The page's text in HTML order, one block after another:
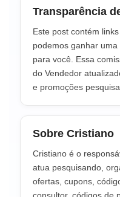
Transparência
Este post contém
podemos ganhar
para você. Essa
do Vendedor
e promoções
Sobre Cristiano
Cristiano é o
atua pesquisando,
ofertas, cupons,
consultor, códigos de